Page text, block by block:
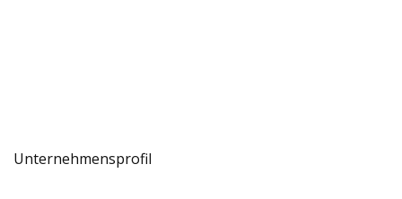
Unternehmensprofil